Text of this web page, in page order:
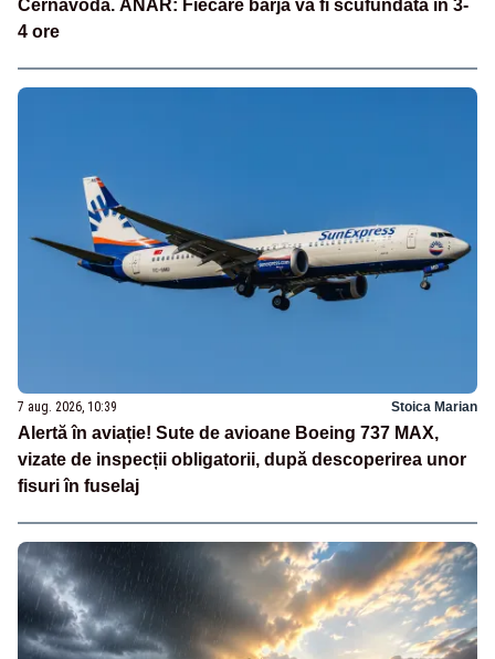
Cernavodă. ANAR: Fiecare barjă va fi scufundată în 3-
4 ore
7 aug. 2026, 10:39 Stoica Marian
Alertă în aviație! Sute de avioane Boeing 737 MAX,
vizate de inspecții obligatorii, după descoperirea unor
fisuri în fuselaj